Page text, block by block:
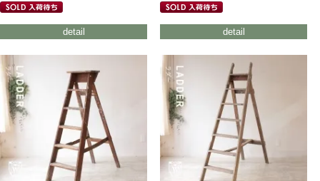
detail detail